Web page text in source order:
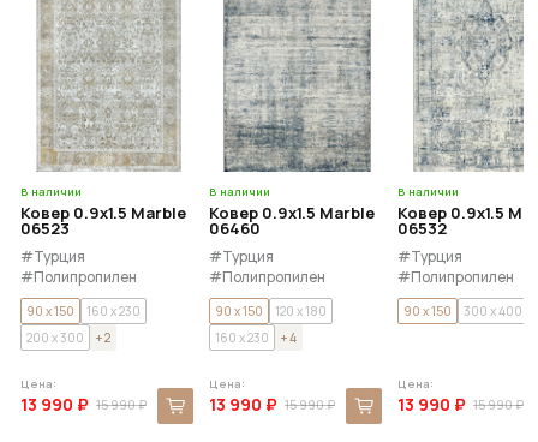
В наличии
Ковер 0.9x1.5 Marble
06523
#Турция
#Полипропилен
#Полиэстер
90 x 150
160 x 230
200 x 300
+ 2
Цена:
15 990 ₽
13 990 ₽
В наличии
Ковер 0.9x1.5 Marble
06460
#Турция
#Полипропилен
#Полиэстер
90 x 150
120 x 180
160 x 230
+ 4
Цена:
15 990 ₽
13 990 ₽
В наличии
Ковер 0.9x1.5
06532
#Турция
#Полипропилен
#Полиэстер
90 x 150 300 x 400
Цена:
15 990 ₽
13 990 ₽